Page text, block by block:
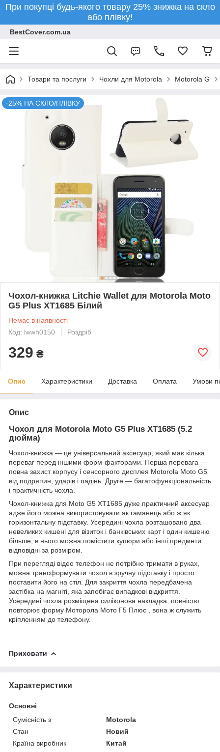
При покупці будь-якого товару 25% знижка на скло
або плівку!
BestCover.com.ua
Товари та послуги Чохли для Motorola Motorola G
-25% НА СКЛО/ПЛІВКУ
Чохол-книжка Litchie Wallet для Motorola Moto
G5 Plus XT1685 Білий
Немає в наявності
Код: lwwh0150
Роздріб
329 ₴
Опис Характеристики Доставка Оплата Умови
Опис
Чохол для Motorola Moto G5 Plus XT1685 (5.2
дюйма)
Чохол-книжка ― це універсальний аксесуар, який має кілька
переваг перед іншими форм-факторами. Перша перевага ―
повна захист корпусу і сенсорного дисплея Motorola Moto G5
від подряпин, ударів і падінь. Друге ― багатофункціональність
і практичність чохла.
Чохол-книжка для Moto G5 XT1685 дуже практичний аксесуар
адже його можна використовувати як гаманець або ж як
горизонтальну підставку. Усередині чохла розташовано два
невеликих кишені для візиток і банківських карт і один кишеню
більше, в нього можна помістити купюри або інші предмети
відповідні за розміром.
При перегляді відео телефон не потрібно тримати в руках,
можна трансформувати чохол в зручну підставку і просто
поставити його на стіл. Для закриття чохла передбачена
застібка на магніті, яка запобігає випадкові відкриття.
Усередині чохла розміщена силіконова накладка, повністю
повторює форму Моторола Мото Г5 Плюс , вона ж служить
кріпленням до телефону.
Приховати
Характеристики
Основні
Сумісність з
Motorola
Стан
Новий
Країна виробник
Китай